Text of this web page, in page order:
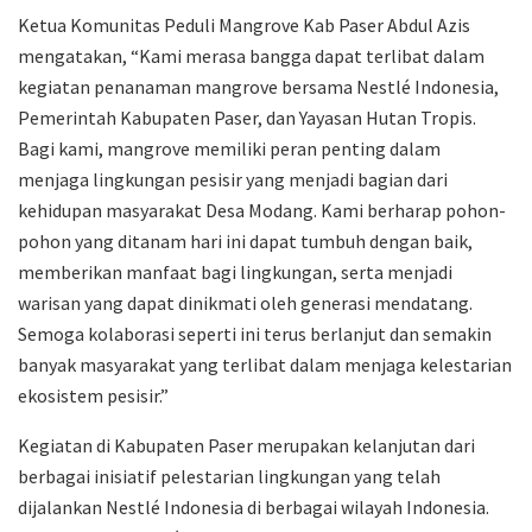
Ketua Komunitas Peduli Mangrove Kab Paser Abdul Azis
mengatakan, “Kami merasa bangga dapat terlibat dalam
kegiatan penanaman mangrove bersama Nestlé Indonesia,
Pemerintah Kabupaten Paser, dan Yayasan Hutan Tropis.
Bagi kami, mangrove memiliki peran penting dalam
menjaga lingkungan pesisir yang menjadi bagian dari
kehidupan masyarakat Desa Modang. Kami berharap pohon-
pohon yang ditanam hari ini dapat tumbuh dengan baik,
memberikan manfaat bagi lingkungan, serta menjadi
warisan yang dapat dinikmati oleh generasi mendatang.
Semoga kolaborasi seperti ini terus berlanjut dan semakin
banyak masyarakat yang terlibat dalam menjaga kelestarian
ekosistem pesisir.”
Kegiatan di Kabupaten Paser merupakan kelanjutan dari
berbagai inisiatif pelestarian lingkungan yang telah
dijalankan Nestlé Indonesia di berbagai wilayah Indonesia.